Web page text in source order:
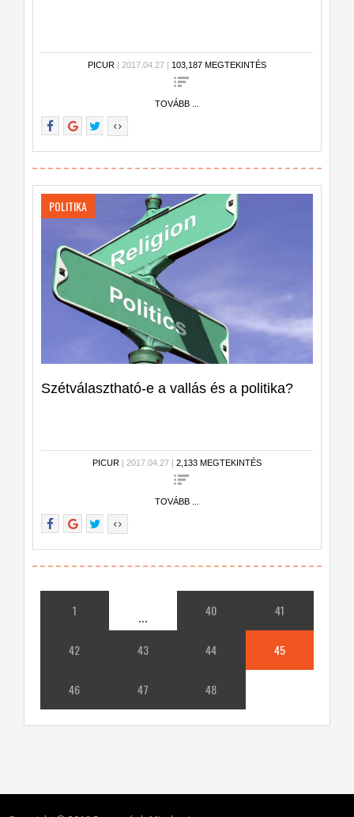
PICUR | 2017.04.27 | 103,187 MEGTEKINTÉS
TOVÁBB ...
POLITIKA
Szétválasztható-e a vallás és a politika?
PICUR | 2017.04.27 | 2,133 MEGTEKINTÉS
TOVÁBB ...
1 ... 40 41
42 43 44 45
46 47 48